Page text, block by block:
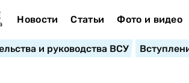
Новости Статьи Фото и видео
и руководства ВСУ